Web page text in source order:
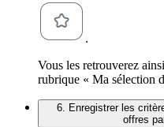
.
Vous les retrouverez
rubrique « Ma sélection
6. Enregistrer les
offres